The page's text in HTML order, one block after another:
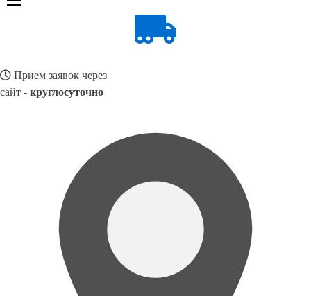
Прием заявок через
сайт - круглосуточно